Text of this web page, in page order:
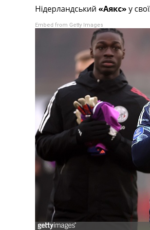
Турніри
Чемпіонат Світу
Україна. Прем’єр-
Україна. Перша Ліга
Ліга Чемпіонів
Англія. Прем’єр-Ліга
Іспанія. Ла Ліга
Ще Турніри >>>
Таблиці
Чемпіонат Світу.
Таблиця УПЛ
Перша Ліга
Таблиця АПЛ
Таблиця Ла Ліги
Таблиця Ліги
Рейтинг країн УЄФА
Рейтинг клубів
Телепрограма
Нідерландський «Аякс» у
Embed from Getty Images